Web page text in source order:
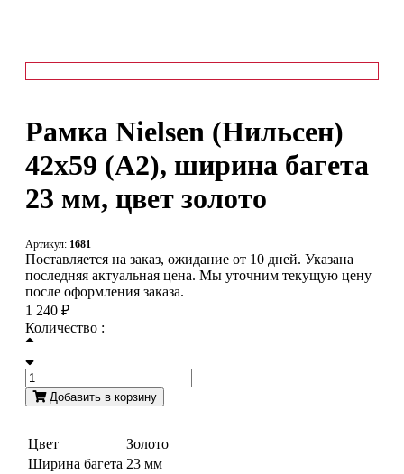
Рамка Nielsen (Нильсен)
42х59 (А2), ширина багета
23 мм, цвет золото
Артикул: 1681
Поставляется на заказ, ожидание от 10 дней. Указана
последняя актуальная цена. Мы уточним текущую цену
после оформления заказа.
1 240 ₽
Количество :
Добавить в корзину
Цвет
Золото
Ширина багета 23 мм